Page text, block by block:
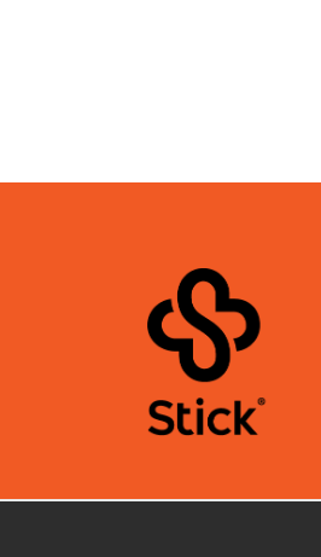
käyttäessä.
Helppo annostella😃
2024-10-23
Vahvistettu ostaja
Miellyttävän
tuntuu riittävän. Laitoin
2024-10-17